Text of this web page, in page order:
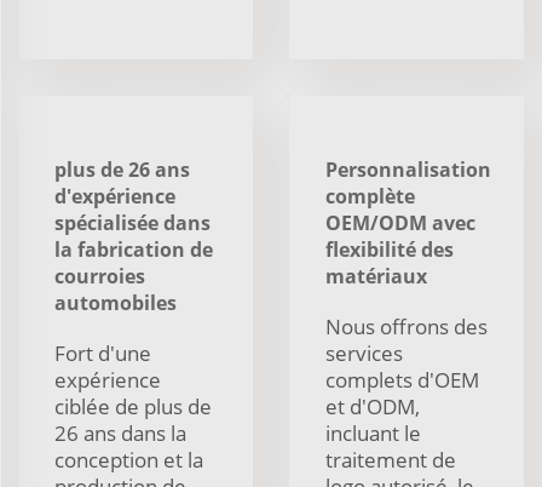
plus de 26 ans
d'expérience
spécialisée dans
la fabrication de
courroies
automobiles
Fort d'une
expérience
ciblée de plus de
26 ans dans la
conception et la
Personnalisation
complète
OEM/ODM avec
flexibilité des
matériaux
Nous offrons des
services
complets d'OEM
et d'ODM,
incluant le
traitement de